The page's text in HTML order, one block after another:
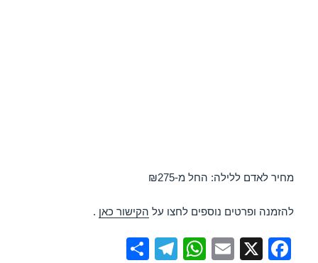
מחיר לאדם ללילה: החל מ-₪275
להזמנה ופרטים נוספים לחצו על הקישור כאן .
F
X
E
W
T